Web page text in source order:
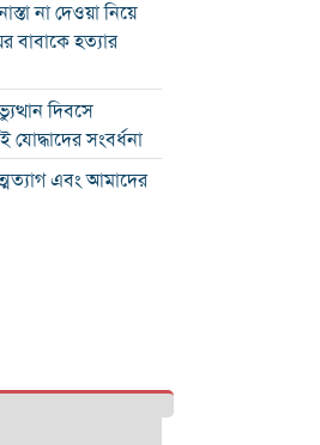
না দেওয়া নিয়ে
বাবাকে হত্যার
দিবসে
সংবর্ধনা
এবং আমাদের
প্রাইভেট